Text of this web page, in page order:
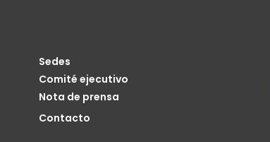
Sedes
Comité ejecutivo
Nota de prensa
Contacto